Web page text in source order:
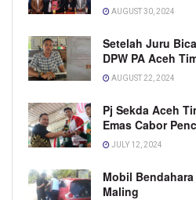
AUGUST 30, 2024
Setelah Juru
DPW PA Aceh
AUGUST 22, 2024
Pj Sekda Aceh
Emas Cabor
JULY 12, 2024
Mobil
Maling